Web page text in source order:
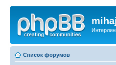
Список форумов